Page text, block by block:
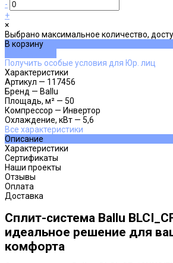
-
+
×
Выбрано максимальное количество,
В корзину
Получить особые условия для Юр. лиц
Характеристики
Артикул — 117456
Бренд — Ballu
Площадь, м² — 50
Компрессор — Инвертор
Охлаждение, кВт — 5,6
Все характеристики
Описание
Характеристики
Сертификаты
Наши проекты
Отзывы
Оплата
Доставка
Сплит-система Ballu
идеальное решение для
комфорта